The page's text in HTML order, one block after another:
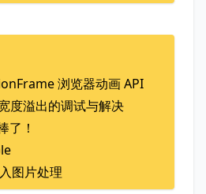
浏览器动画 API
度溢出的调试与解决
了！
图片处理